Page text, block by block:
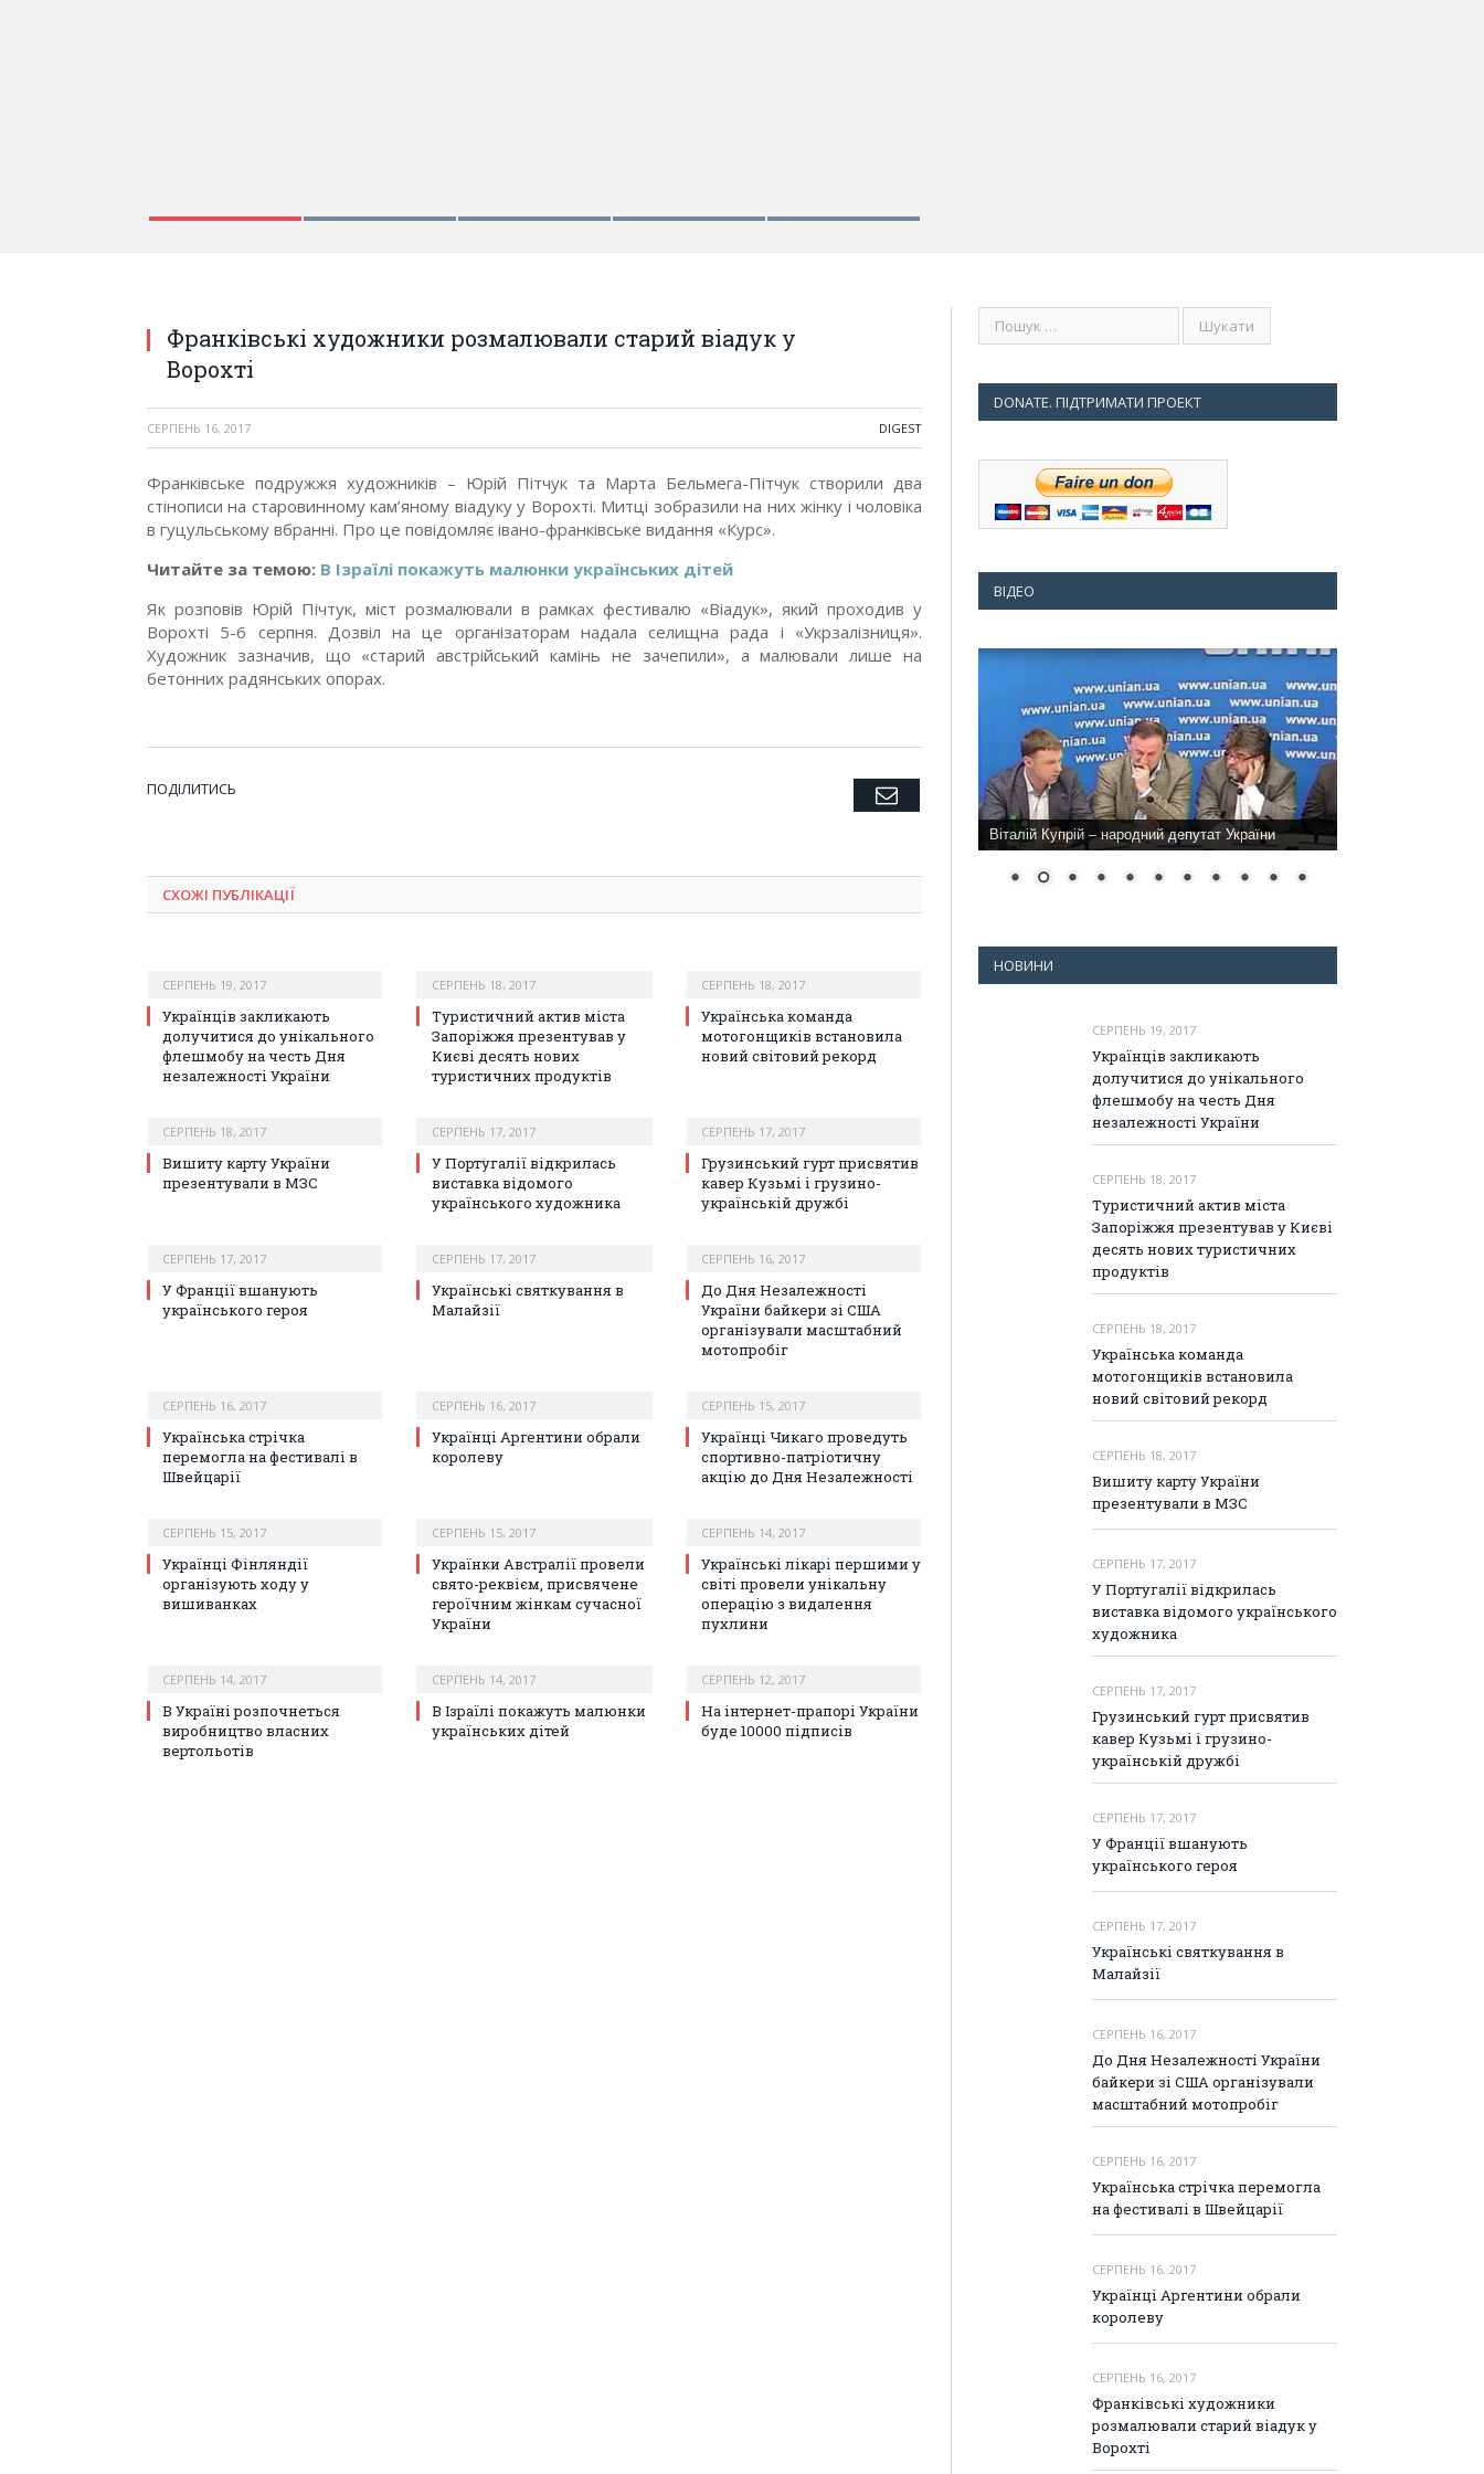
Франківські художники розмалювали старий віадук у
Ворохті
СЕРПЕНЬ 16, 2017 DIGEST
Франківське подружжя художників – Юрій Пітчук та Марта Бельмега-Пітчук створили два
стінописи на старовинному кам’яному віадуку у Ворохті. Митці зобразили на них жінку і чоловіка
в гуцульському вбранні. Про це повідомляє івано-франківське видання «Курс».
Читайте за темою: В Ізраїлі покажуть малюнки українських дітей
Як розповів Юрій Пічтук, міст розмалювали в рамках фестивалю «Віадук», який проходив у
Ворохті 5-6 серпня. Дозвіл на це організаторам надала селищна рада і «Укрзалізниця».
Художник зазначив, що «старий австрійський камінь не зачепили», а малювали лише на
бетонних радянських опорах.
ПОДІЛИТИСЬ Twitter
Facebook
Google+
Pinterest
LinkedIn
TumblrEmail
СХОЖІ ПУБЛІКАЦІЇ
СЕРПЕНЬ 19, 2017
Українців закликають
долучитися до унікального
флешмобу на честь Дня
незалежності України
СЕРПЕНЬ 18, 2017
Туристичний актив міста
Запоріжжя презентував у
Києві десять нових
туристичних продуктів
СЕРПЕНЬ 18, 2017
Українська команда
мотогонщиків встановила
новий світовий рекорд
СЕРПЕНЬ 18, 2017
Вишиту карту України
презентували в МЗС
СЕРПЕНЬ 17, 2017
У Португалії відкрилась
виставка відомого
українського художника
СЕРПЕНЬ 17, 2017
Грузинський гурт присвятив
кавер Кузьмі і грузино-
українській дружбі
СЕРПЕНЬ 17, 2017
У Франції вшанують
українського героя
СЕРПЕНЬ 17, 2017
Українські святкування в
Малайзії
СЕРПЕНЬ 16, 2017
До Дня Незалежності
України байкери зі США
організували масштабний
мотопробіг
СЕРПЕНЬ 16, 2017
Українська стрічка
перемогла на фестивалі в
Швейцарії
СЕРПЕНЬ 16, 2017
Українці Аргентини обрали
королеву
СЕРПЕНЬ 15, 2017
Українці Чикаго проведуть
спортивно-патріотичну
акцію до Дня Незалежності
СЕРПЕНЬ 15, 2017
Українці Фінляндії
організують ходу у
вишиванках
СЕРПЕНЬ 15, 2017
Українки Австралії провели
свято-реквієм, присвячене
героїчним жінкам сучасної
України
СЕРПЕНЬ 14, 2017
Українські лікарі першими у
світі провели унікальну
операцію з видалення
пухлини
СЕРПЕНЬ 14, 2017
В Україні розпочнеться
виробництво власних
вертольотів
СЕРПЕНЬ 14, 2017
В Ізраїлі покажуть малюнки
українських дітей
СЕРПЕНЬ 12, 2017
На інтернет-прапорі України
буде 10000 підписів
DONATE. ПІДТРИМАТИ ПРОЕКТ
ВІДЕО
Віталій Купрій – народний депутат України
НОВИНИ
СЕРПЕНЬ 19, 2017
Українців закликають
долучитися до унікального
флешмобу на честь Дня
незалежності України
СЕРПЕНЬ 18, 2017
Туристичний актив міста
Запоріжжя презентував у Києві
десять нових туристичних
продуктів
СЕРПЕНЬ 18, 2017
Українська команда
мотогонщиків встановила
новий світовий рекорд
СЕРПЕНЬ 18, 2017
Вишиту карту України
презентували в МЗС
СЕРПЕНЬ 17, 2017
У Португалії відкрилась
виставка відомого українського
художника
СЕРПЕНЬ 17, 2017
Грузинський гурт присвятив
кавер Кузьмі і грузино-
українській дружбі
СЕРПЕНЬ 17, 2017
У Франції вшанують
українського героя
СЕРПЕНЬ 17, 2017
Українські святкування в
Малайзії
СЕРПЕНЬ 16, 2017
До Дня Незалежності України
байкери зі США організували
масштабний мотопробіг
СЕРПЕНЬ 16, 2017
Українська стрічка перемогла
на фестивалі в Швейцарії
СЕРПЕНЬ 16, 2017
Українці Аргентини обрали
королеву
СЕРПЕНЬ 16, 2017
Франківські художники
розмалювали старий віадук у
Ворохті